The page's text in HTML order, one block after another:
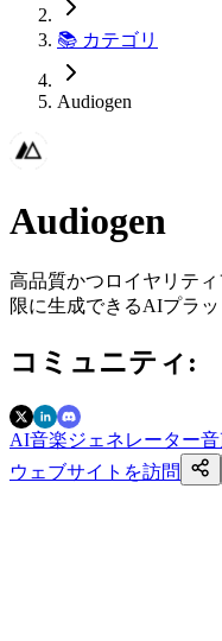
📚 カテゴリ
Audiogen
Audiogen
高品質かつロイヤリテ
限に生成できるAIプラッ
コミュニティ :
AI音楽ジェネレーター
ウェブサイトを訪問